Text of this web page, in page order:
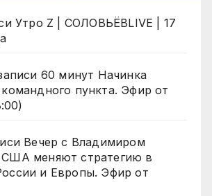
Утро Z | СОЛОВЬЁВLIVE | 17
60 минут Начинка
пункта. Эфир от
Вечер с Владимиром
меняют стратегию в
и Европы. Эфир от